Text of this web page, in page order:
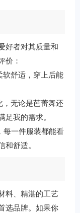
好者对其质量和
价：
软舒适，穿上后能
，无论是芭蕾舞还
我的需求。
每一件服装都能看
舒适。
料、精湛的工艺
选品牌。如果你